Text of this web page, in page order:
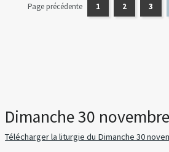
Page précédente 1 2 3
Dimanche 30
Télécharger la liturgie du Dimanche 30